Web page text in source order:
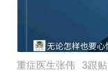
重症医生张伟 3跟贴